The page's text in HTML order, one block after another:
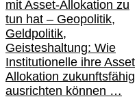
mit Asset-Allokation zu
tun hat – Geopolitik,
Geldpolitik,
Geisteshaltung: Wie
Institutionelle ihre Asset
Allokation zukunftsfähig
ausrichten können …